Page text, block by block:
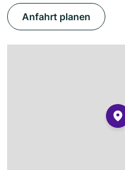
Anfahrt planen